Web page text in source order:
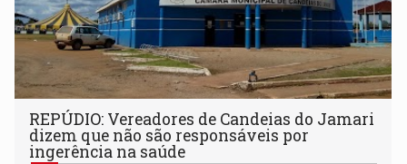
REPÚDIO: Vereadores de Candeias do Jamari
dizem que não são responsáveis por
ingerência na saúde